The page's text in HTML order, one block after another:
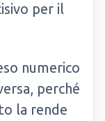
per il
numerico
perché
la rende